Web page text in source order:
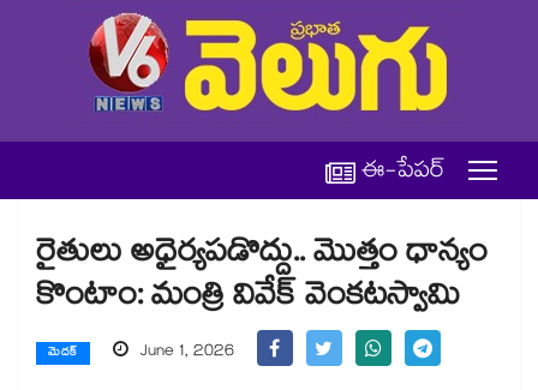
ఈ-పేపర్
రైతులు అధైర్యపడొద్దు.. మొత్తం ధాన్యం
కొంటాం: మంత్రి వివేక్ వెంకటస్వామి
మెదక్ June 1, 2026